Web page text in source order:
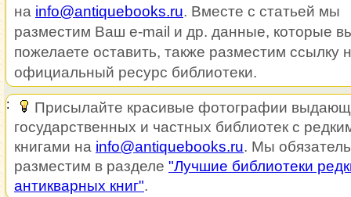
на info@antiquebooks.ru. Вместе с статьей мы
разместим Ваш e-mail и др. данные, которые
пожелаете оставить, также разместим ссылку
официальный ресурс библиотеки.
Присылайте красивые фотографии
государственных и частных библиотек с
книгами на info@antiquebooks.ru. Мы
разместим в разделе "Лучшие библиотеки
антикварных книг".